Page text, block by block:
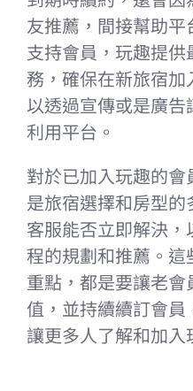
友推薦，間接幫助平
支持會員，玩趣提供
務，確保在新旅宿加
以透過宣傳或是廣告
利用平台。
對於已加入玩趣的會
是旅宿選擇和房型的
客服能否立即解決，
程的規劃和推薦。這
重點，都是要讓老會
值，並持續續訂會員
讓更多人了解和加入